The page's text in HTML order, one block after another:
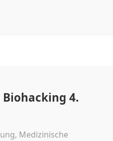
Biohacking 4.
Medizinische